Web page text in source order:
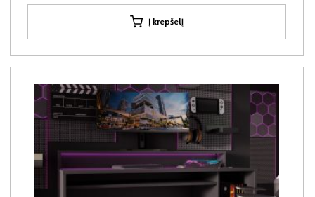
Į krepšelį